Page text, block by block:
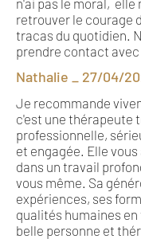
n'ai pas le moral, elle
retrouver le courage
tracas du quotidien.
prendre contact avec
Nathalie _ 27/04/
Je recommande
c'est une thérapeute
professionnelle,
et engagée. Elle
dans un travail
vous même. Sa
expériences, ses
qualités humaines
belle personne et